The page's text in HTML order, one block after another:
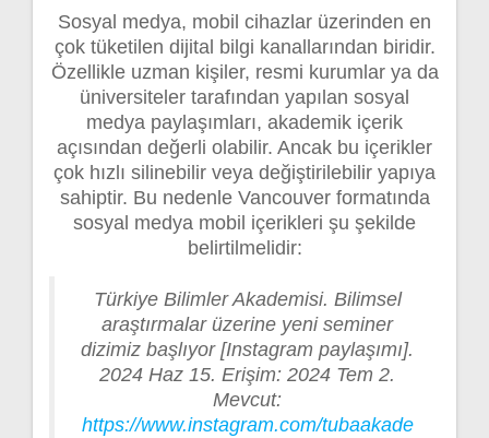
Sosyal medya, mobil cihazlar üzerinden en
çok tüketilen dijital bilgi kanallarından biridir.
Özellikle uzman kişiler, resmi kurumlar ya da
üniversiteler tarafından yapılan sosyal
medya paylaşımları, akademik içerik
açısından değerli olabilir. Ancak bu içerikler
çok hızlı silinebilir veya değiştirilebilir yapıya
sahiptir. Bu nedenle Vancouver formatında
sosyal medya mobil içerikleri şu şekilde
belirtilmelidir:
Türkiye Bilimler Akademisi. Bilimsel
araştırmalar üzerine yeni seminer
dizimiz başlıyor [Instagram paylaşımı].
2024 Haz 15. Erişim: 2024 Tem 2.
Mevcut:
https://www.instagram.com/tubaakade